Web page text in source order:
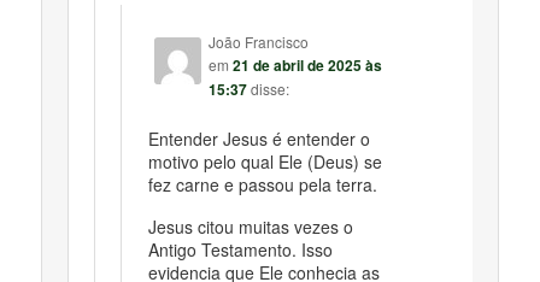
João Francisco
em 21 de abril de 2025 às
15:37 disse:
Entender Jesus é entender o
motivo pelo qual Ele (Deus) se
fez carne e passou pela terra.
Jesus citou muitas vezes o
Antigo Testamento. Isso
evidencia que Ele conhecia as